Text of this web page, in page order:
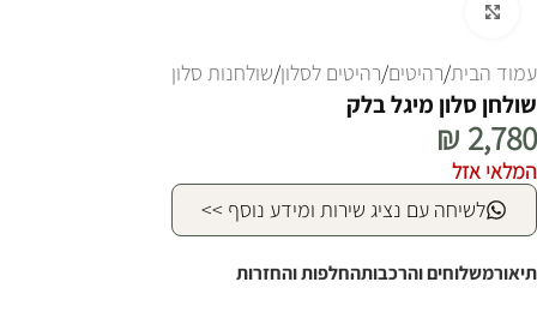
עמוד הבית/רהיטים/רהיטים לסלון/שולחנות סלון
שולחן סלון מיגל בלק
₪ 2,780
המלאי אזל
לשיחה עם נציג שירות ומידע נוסף >>
תיאורמשלוחים והרכבותהחלפות והחזרות